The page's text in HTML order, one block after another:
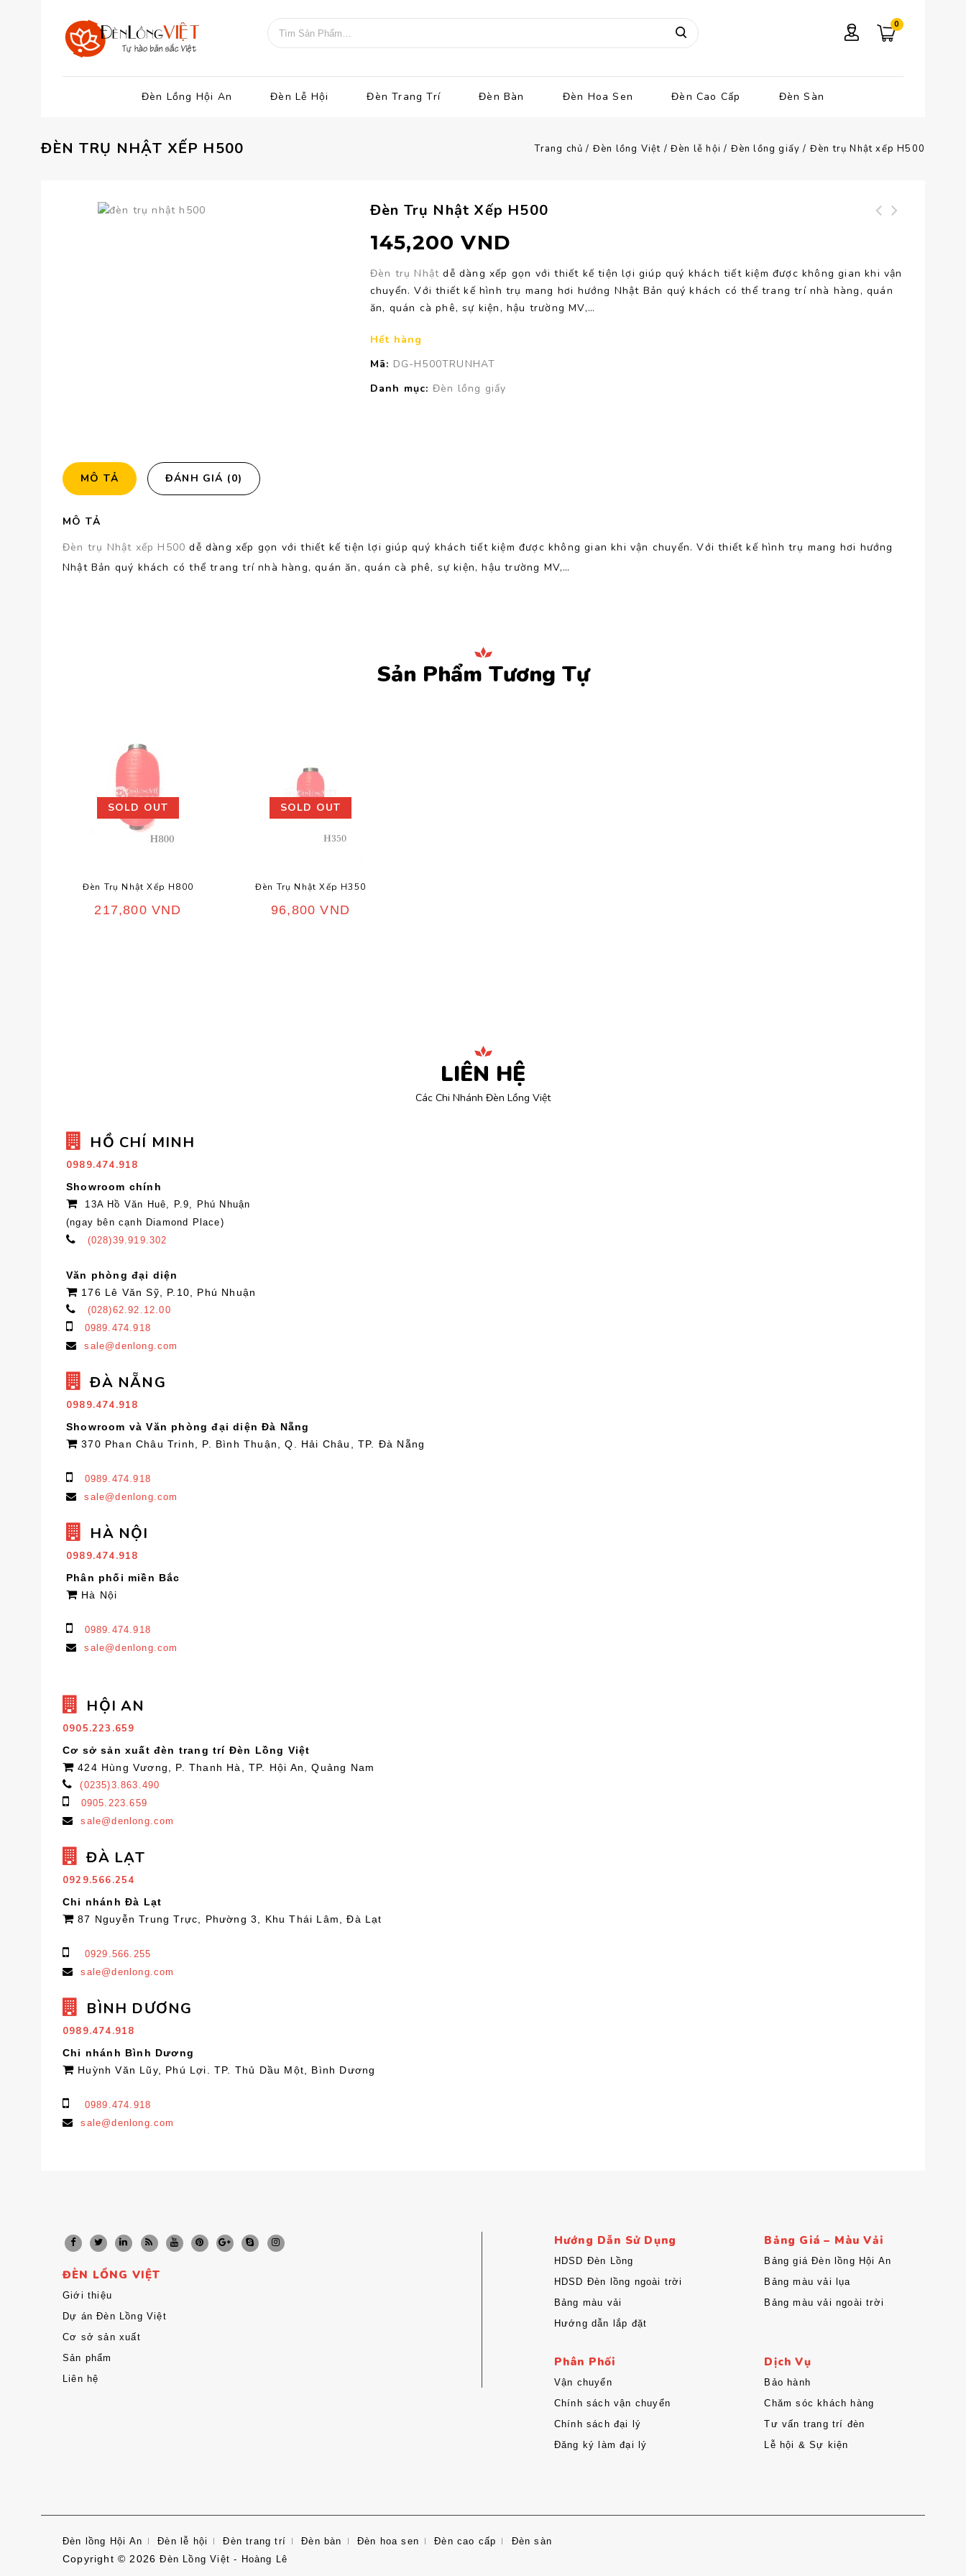
0
Đèn Lồng Hội An Đèn Lễ Hội Đèn Trang Trí Đèn Bàn Đèn Hoa Sen Đèn Cao Cấp Đèn Sàn
ĐÈN TRỤ NHẬT XẾP H500 Trang chủ / Đèn lồng Việt / Đèn lễ hội / Đèn lồng giấy / Đèn trụ Nhật xếp H500
Đèn Trụ Nhật Xếp H500
145,200VND
Đèn trụ Nhậtdễ dàng xếp gọn với thiết kế tiện lợi giúp quý khách tiết kiệm được không gian khi vận
chuyển. Với thiết kế hình trụ mang hơi hướng Nhật Bản quý khách có thể trang trí nhà hàng, quán
ăn, quán cà phê, sự kiện, hậu trường MV,…
Hết hàng
Mã: DG-H500TRUNHAT
Danh mục: Đèn lồng giấy
MÔ TẢ ĐÁNH GIÁ (0)
MÔ TẢ
Đèn trụ Nhật xếp H500 dễ dàng xếp gọn với thiết kế tiện lợi giúp quý khách tiết kiệm được không gian khi vận chuyển. Với thiết kế hình trụ mang hơi hướng
Nhật Bản quý khách có thể trang trí nhà hàng, quán ăn, quán cà phê, sự kiện, hậu trường MV,…
Sản Phẩm Tương Tự
SOLD OUT
Đèn Trụ Nhật Xếp H800
217,800 VND
SOLD OUT
Đèn Trụ Nhật Xếp H350
96,800VND
LIÊN HỆ
Các Chi Nhánh Đèn Lồng Việt
HỒ CHÍ MINH
0989.474.918
Showroom chính
13A Hồ Văn Huê, P.9, Phú Nhuận
(ngay bên cạnh Diamond Place)
(028)39.919.302
Văn phòng đại diện
176 Lê Văn Sỹ, P.10, Phú Nhuận
(028)62.92.12.00
0989.474.918
sale@denlong.com
ĐÀ NẴNG
0989.474.918
Showroom và Văn phòng đại diện Đà Nẵng
370 Phan Châu Trinh, P. Bình Thuận, Q. Hải Châu, TP. Đà Nẵng
0989.474.918
sale@denlong.com
HÀ NỘI
0989.474.918
Phân phối miền Bắc
Hà Nội
0989.474.918
sale@denlong.com
HỘI AN
0905.223.659
Cơ sở sản xuất đèn trang trí Đèn Lồng Việt
424 Hùng Vương, P. Thanh Hà, TP. Hội An, Quảng Nam
(0235)3.863.490
0905.223.659
sale@denlong.com
ĐÀ LẠT
0929.566.254
Chi nhánh Đà Lạt
87 Nguyễn Trung Trực, Phường 3, Khu Thái Lâm, Đà Lạt
0929.566.255
sale@denlong.com
BÌNH DƯƠNG
0989.474.918
Chi nhánh Bình Dương
Huỳnh Văn Lũy, Phú Lợi. TP. Thủ Dầu Một, Bình Dương
0989.474.918
sale@denlong.com
ĐÈN LỒNG VIỆT
Giới thiệu
Dự án Đèn Lồng Việt
Cơ sở sản xuất
Sản phẩm
Liên hệ
Hướng Dẫn Sử Dụng
HDSD Đèn Lồng
HDSD Đèn lồng ngoài trời
Bảng màu vải
Hướng dẫn lắp đặt
Phân Phối
Vận chuyển
Chính sách vận chuyển
Chính sách đại lý
Đăng ký làm đại lý
Bảng Giá – Màu Vải
Bảng giá Đèn lồng Hội An
Bảng màu vải lụa
Bảng màu vải ngoài trời
Dịch Vụ
Bảo hành
Chăm sóc khách hàng
Tư vấn trang trí đèn
Lễ hội & Sự kiện
Đèn lồng Hội An Đèn lễ hội Đèn trang trí Đèn bàn Đèn hoa sen Đèn cao cấp Đèn sàn
Copyright © 2026Đèn Lồng Việt - Hoàng Lê